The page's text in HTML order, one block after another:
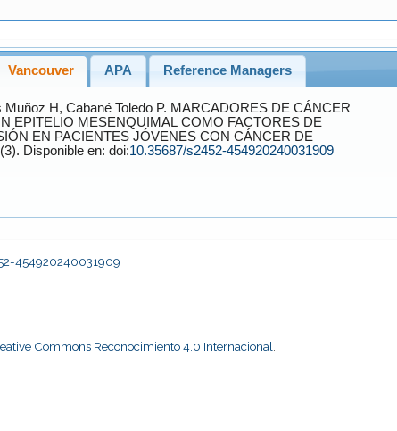
Vancouver APA Reference Managers
Muñoz H, Cabané ToledoP. MARCADORES DE CÁNCER
EPITELIO MESENQUIMAL COMO FACTORES DE
EN PACIENTES JÓVENES CON CÁNCER DE
. 2024;76(3). Disponible en: doi:10.35687/s2452-454920240031909
454920240031909
Commons Reconocimiento 4.0 Internacional.